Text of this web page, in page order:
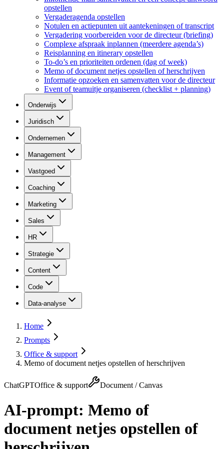
opstellen
Vergaderagenda opstellen
Notulen en actiepunten uit aantekeningen of transcript
Vergadering voorbereiden voor de directeur (briefing)
Complexe afspraak inplannen (meerdere agenda’s)
Reisplanning en itinerary opstellen
To-do’s en prioriteiten ordenen (dag of week)
Memo of document netjes opstellen of herschrijven
Informatie opzoeken en samenvatten voor de directeur
Event of teamuitje organiseren (checklist + planning)
Onderwijs
Juridisch
Ondernemen
Management
Vastgoed
Coaching
Marketing
Sales
HR
Strategie
Content
Code
Data-analyse
Home
Prompts
Office & support
Memo of document netjes opstellen of herschrijven
ChatGPTOffice & support Document / Canvas
AI-prompt: Memo of
document netjes opstellen of